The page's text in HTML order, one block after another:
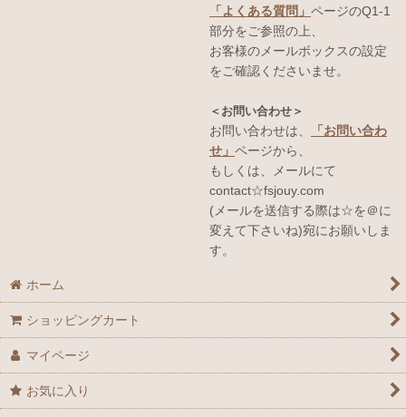
「よくある質問」 ページのQ1-1
部分をご参照の上、
お客様のメールボックスの設定
をご確認くださいませ。
＜お問い合わせ＞
お問い合わせは、
「お問い合わ
せ」 ページから、
もしくは、メールにて
contact☆fsjouy.com
(メールを送信する際は☆を＠に
変えて下さいね)宛にお願いしま
す。
ホーム
ショッピングカート
マイページ
お気に入り